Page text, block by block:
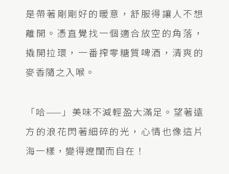
是帶著剛剛好的暖意，舒服得讓人不想
離開。憑直覺找一個適合放空的角落，
撬開拉環，一番搾零糖質啤酒，清爽的
麥香隨之入喉。
「哈——」美味不減輕盈大滿足。望著遠
方的浪花閃著細碎的光，心情也像這片
海一樣，變得遼闊而自在！